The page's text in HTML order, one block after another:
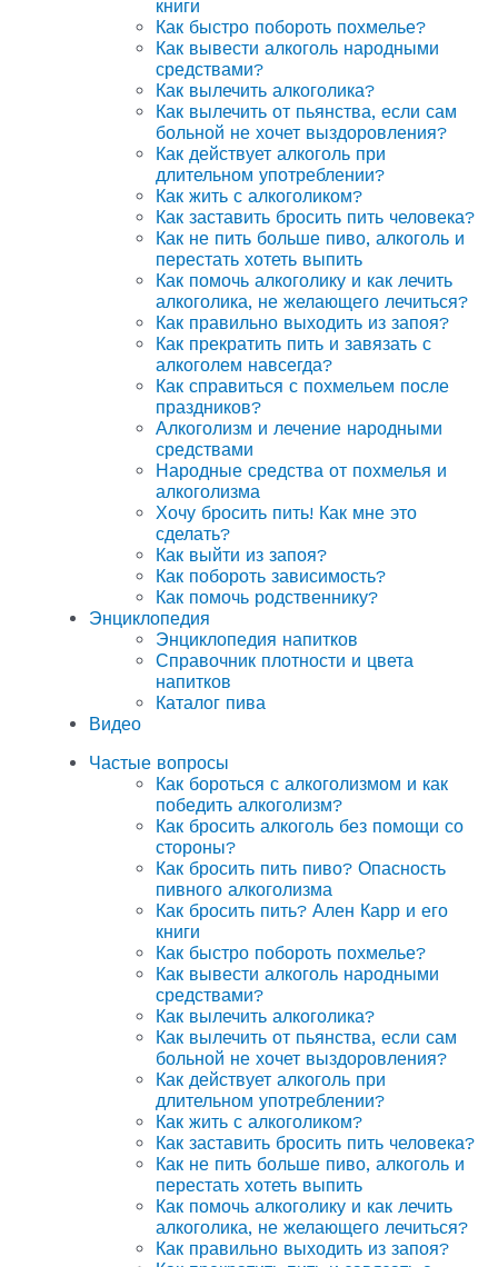
книги
Как быстро побороть похмелье?
Как вывести алкоголь народными
средствами?
Как вылечить алкоголика?
Как вылечить от пьянства, если сам
больной не хочет выздоровления?
Как действует алкоголь при
длительном употреблении?
Как жить с алкоголиком?
Как заставить бросить пить человека?
Как не пить больше пиво, алкоголь и
перестать хотеть выпить
Как помочь алкоголику и как лечить
алкоголика, не желающего лечиться?
Как правильно выходить из запоя?
Как прекратить пить и завязать с
алкоголем навсегда?
Как справиться с похмельем после
праздников?
Алкоголизм и лечение народными
средствами
Народные средства от похмелья и
алкоголизма
Хочу бросить пить! Как мне это
сделать?
Как выйти из запоя?
Как побороть зависимость?
Как помочь родственнику?
Энциклопедия
Энциклопедия напитков
Справочник плотности и цвета
напитков
Каталог пива
Видео
Частые вопросы
Как бороться с алкоголизмом и как
победить алкоголизм?
Как бросить алкоголь без помощи со
стороны?
Как бросить пить пиво? Опасность
пивного алкоголизма
Как бросить пить? Ален Карр и его
книги
Как быстро побороть похмелье?
Как вывести алкоголь народными
средствами?
Как вылечить алкоголика?
Как вылечить от пьянства, если сам
больной не хочет выздоровления?
Как действует алкоголь при
длительном употреблении?
Как жить с алкоголиком?
Как заставить бросить пить человека?
Как не пить больше пиво, алкоголь и
перестать хотеть выпить
Как помочь алкоголику и как лечить
алкоголика, не желающего лечиться?
Как правильно выходить из запоя?